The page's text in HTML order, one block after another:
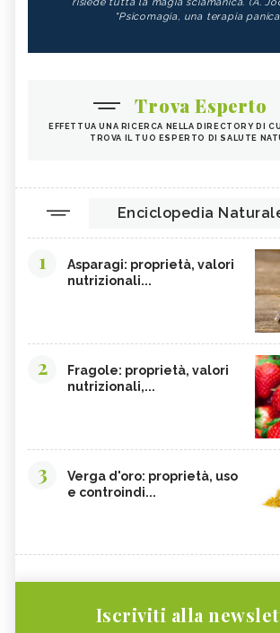
"Psicomagia, una terapia
Trova Esperto
EFFETTUA UNA RICERCA NELLA DIRECTORY DI
TROVA IL TUO ESPERTO DI SALUTE
Enciclopedia
1
Asparagi: proprietà, valori
nutrizionali...
2
Fragole: proprietà, valori
nutrizionali,...
3
Verga d'oro: proprietà, uso
e controindi...
Iscriviti alla